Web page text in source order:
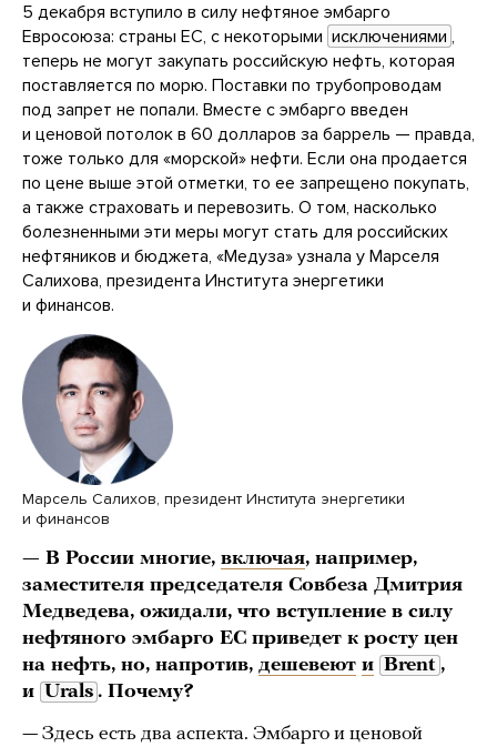
5 декабря вступило в силу нефтяное эмбарго
Евросоюза: страны ЕС, с некоторыми исключениями ,
теперь не могут закупать российскую нефть, которая
поставляется по морю. Поставки по трубопроводам
под запрет не попали. Вместе с эмбарго введен
и ценовой потолок в 60 долларов за баррель — правда,
тоже только для «морской» нефти. Если она продается
по цене выше этой отметки, то ее запрещено покупать,
а также страховать и перевозить. О том, насколько
болезненными эти меры могут стать для российских
нефтяников и бюджета, «Медуза» узнала у Марселя
Салихова, президента Института энергетики
и финансов.
Марсель Салихов, президент Института энергетики
и финансов
— В России многие, включая, например,
заместителя председателя Совбеза Дмитрия
Медведева, ожидали, что вступление в силу
нефтяного эмбарго ЕС приведет к росту цен
на нефть, но, напротив, дешевеют и Brent ,
и Urals . Почему?
— Здесь есть два аспекта. Эмбарго и ценовой